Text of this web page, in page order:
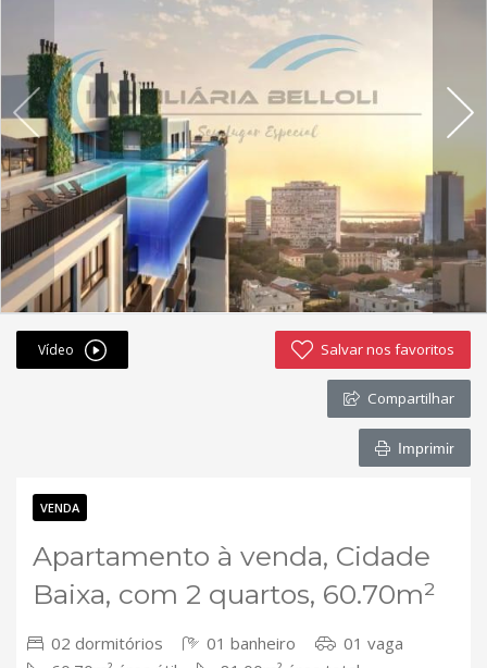
Fichas cadastrais
Financiamento
Hotsites
Política de privacidade
Postagens
Simulador de financiamento
whatsapp
ANUCIE SEU IMOVEL CONOSCO
Contato
Vídeo Salvar nos favoritos
Compartilhar
Imprimir
VENDA
Apartamento à venda, Cidade
Baixa, com 2 quartos, 60.70m²
02 dormitórios 01 banheiro
01 vaga